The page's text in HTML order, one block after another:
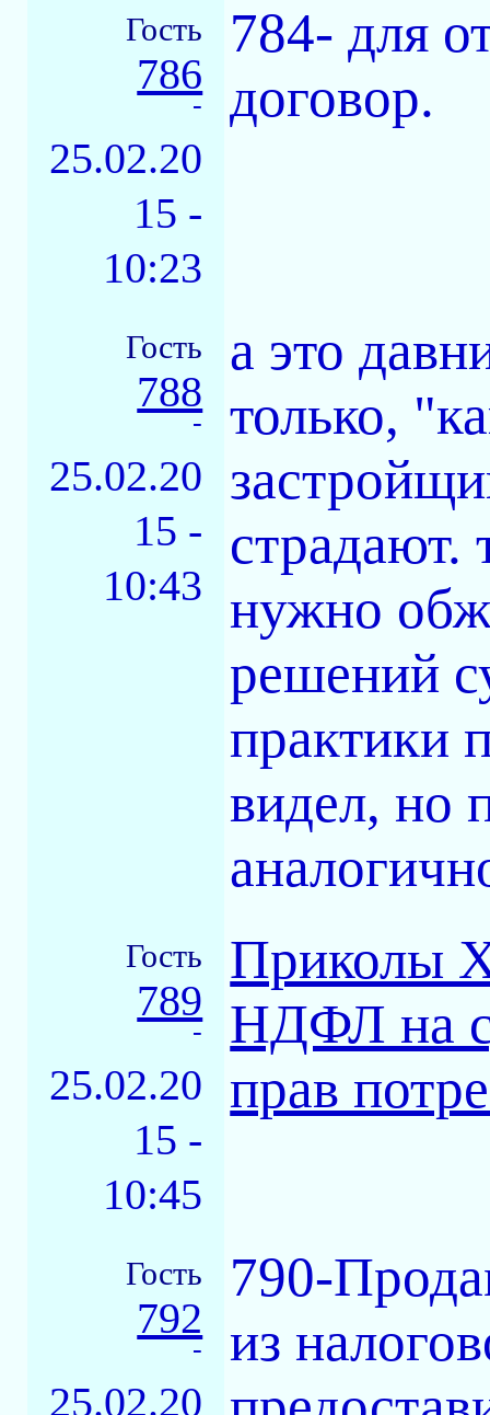
Гость
786
-
25.02.20
15 -
10:23
784- для
договор.
Гость
788
-
25.02.20
15 -
10:43
а это
только,
страдают.
нужно
решений
практики
видел, но
Гость
789
-
25.02.20
15 -
10:45
Приколы
НДФЛ на
прав
Гость
792
-
25.02.20
790-
из